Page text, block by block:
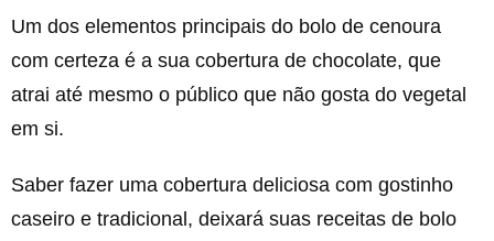
Um dos elementos principais do bolo de cenoura
com certeza é a sua cobertura de chocolate, que
atrai até mesmo o público que não gosta do vegetal
em si.
Saber fazer uma cobertura deliciosa com gostinho
caseiro e tradicional, deixará suas receitas de bolo